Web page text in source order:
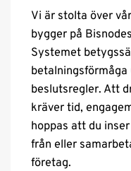
Vi är stolta över
bygger på
Systemet
beslutsregler. Att
kräver tid,
hoppas att du
från eller
företag.